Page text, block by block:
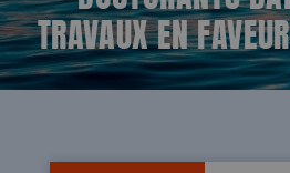
TRAVAUX EN